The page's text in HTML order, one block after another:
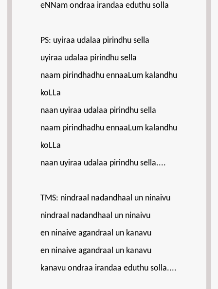
eNNam ondraa irandaa eduthu solla
PS: uyiraa udalaa pirindhu sella
uyiraa udalaa pirindhu sella
naam pirindhadhu ennaaLum kalandhu
koLLa
naan uyiraa udalaa pirindhu sella
naam pirindhadhu ennaaLum kalandhu
koLLa
naan uyiraa udalaa pirindhu sella....
TMS: nindraal nadandhaal un ninaivu
nindraal nadandhaal un ninaivu
en ninaive agandraal un kanavu
en ninaive agandraal un kanavu
kanavu ondraa irandaa eduthu solla....